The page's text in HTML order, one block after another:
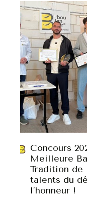
Concours
Meilleure
Tradition de
talents du
l’honneur !